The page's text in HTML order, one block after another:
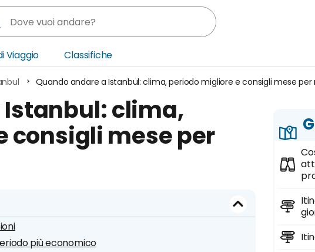
Centrale
Oriente
Viaggio Classifiche
Quando andare a Istanbul: clima, periodo migliore e consigli mese per
Istanbul: clima,
consigli mese per
più economico